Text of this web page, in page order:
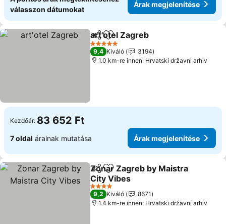
válasszon dátumokat
Árak megjelenítése
Megosztás
Hozzáadás a kedvencekhez
art'otel Zagreb
5 Kategória
9,4 Kiváló
3194
1.0 km-re innen: Hrvatski državni arhiv
Kezdőár: 83 652 Ft
7 oldal árainak mutatása Árak megjelenítése
Megosztás
Hozzáadás a kedvencekhez
Zonar Zagreb by Maistra
City Vibes
4 Kategória
9,2 Kiváló
8671
1.4 km-re innen: Hrvatski državni arhiv